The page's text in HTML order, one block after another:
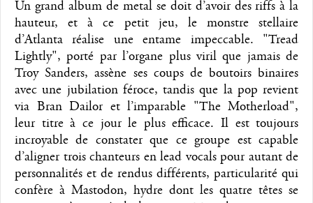
Un grand album de metal se doit d’avoir des riffs à la
hauteur, et à ce petit jeu, le monstre stellaire
d’Atlanta réalise une entame impeccable. "Tread
Lightly", porté par l’organe plus viril que jamais de
Troy Sanders, assène ses coups de boutoirs binaires
avec une jubilation féroce, tandis que la pop revient
via Bran Dailor et l’imparable "The Motherload",
leur titre à ce jour le plus efficace. Il est toujours
incroyable de constater que ce groupe est capable
d’aligner trois chanteurs en lead vocals pour autant de
personnalités et de rendus différents, particularité qui
confère à Mastodon, hydre dont les quatre têtes se